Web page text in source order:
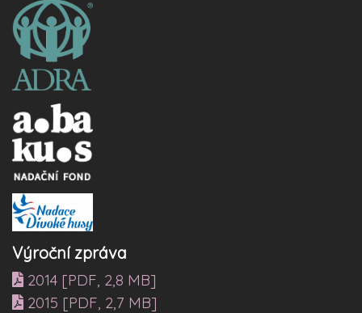
Výroční zpráva
2014 [PDF, 2,8 MB]
2015 [PDF, 2,7 MB]